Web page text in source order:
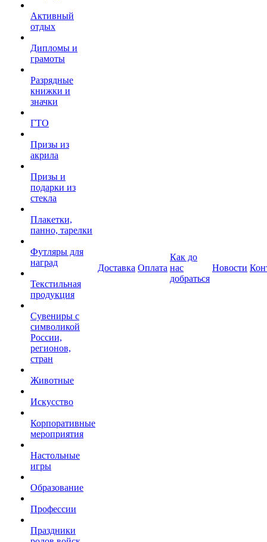
Активный
отдых
Дипломы и
грамоты
Разрядные
книжки и
значки
ГТО
Призы из
акрила
Призы и
подарки из
стекла
Плакетки,
панно, тарелки
Футляры для
наград
Текстильная
продукция
Сувениры с
символикой
России,
регионов,
стран
Животные
Искусство
Корпоративные
мероприятия
Настольные
игры
Образование
Профессии
Праздники
Доставка Оплата
Как до
нас
добраться
Новости